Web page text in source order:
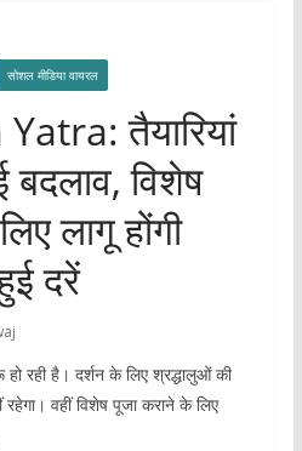
सोशल मीडिया वायरल
तैयारियां
बदलाव, विशेष
लागू होंगी
दरें
रही है। दर्शन के लिए श्रद्धालुओं की
रहेगा। वहीं विशेष पूजा कराने के लिए